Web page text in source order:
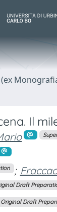
Il
;
Draft
Original Draft